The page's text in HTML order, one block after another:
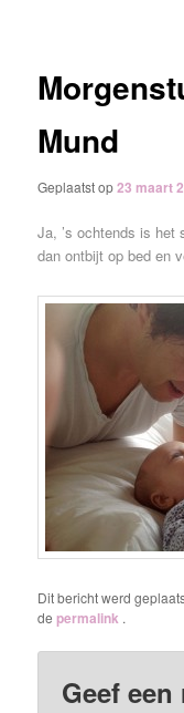
Mund
Geplaatst op23 maart
Ja, ’s ochtends is het
dan ontbijt op bed en
Dit bericht werd
depermalink .
Geef een